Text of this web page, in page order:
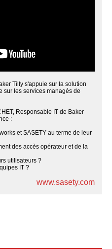
Tilly s'appuie sur la solution
sur les services managés de
Responsable IT de Baker
:
et SASETY au terme de leur
des accès opérateur et de la
utilisateurs ?
IT ?
www.sasety.com